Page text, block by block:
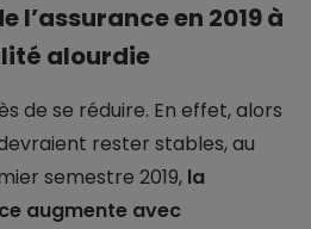
l’assurance en 2019 à
alourdie
de se réduire. En effet, alors
rester stables, au
semestre 2019, la
augmente avec